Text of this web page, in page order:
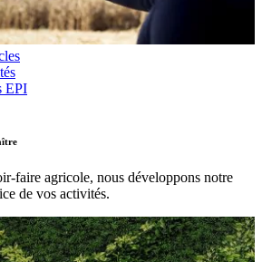
EPI
faire agricole, nous développons notre
de vos activités.